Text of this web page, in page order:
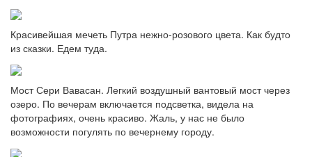
Красивейшая мечеть Путра нежно-розового цвета. Как будто
из сказки. Едем туда.
Мост Сери Вавасан. Легкий воздушный вантовый мост через
озеро. По вечерам включается подсветка, видела на
фотографиях, очень красиво. Жаль, у нас не было
возможности погулять по вечернему городу.